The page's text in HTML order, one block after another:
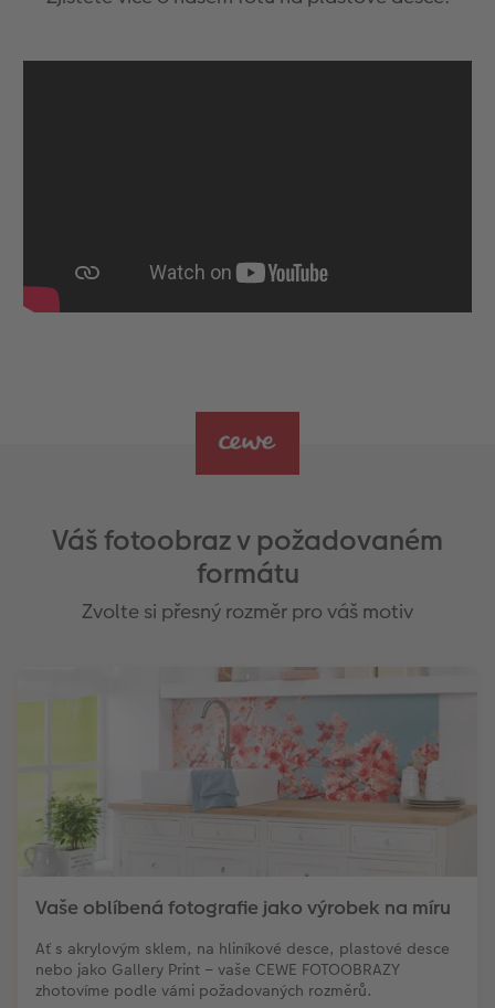
Váš fotoobraz v požadovaném
formátu
Zvolte si přesný rozměr pro váš motiv
Vaše oblíbená fotografie jako výrobek na míru
Ať s akrylovým sklem, na hliníkové desce, plastové desce
nebo jako Gallery Print – vaše CEWE FOTOOBRAZY
zhotovíme podle vámi požadovaných rozměrů.